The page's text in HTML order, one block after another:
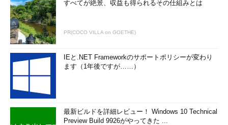
すべてが絶景、収益も得られるその仕組みとは
PR(COCO VILLA on GOETHE)
IEと.NET Frameworkのサポートポリシーが変わり
ます（1年後ですが……）
最新ビルドを詳細レビュー！ Windows 10 Technical
Preview Build 9926がやってきた ...